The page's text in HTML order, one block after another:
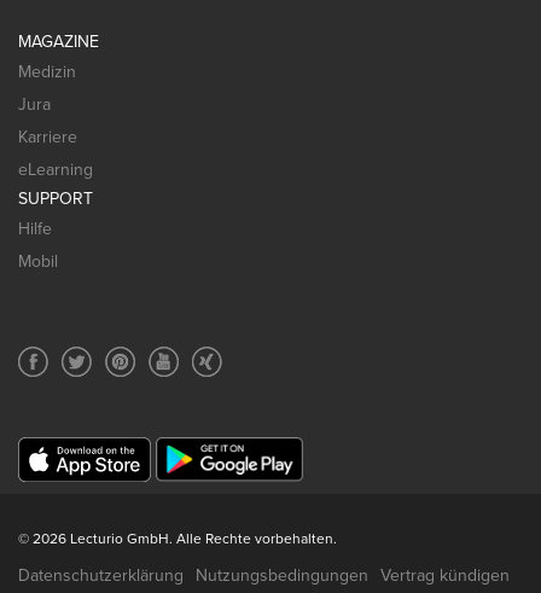
MAGAZINE
Medizin
Jura
Karriere
eLearning
SUPPORT
Hilfe
Mobil
© 2026 Lecturio GmbH. Alle Rechte vorbehalten.
Datenschutzerklärung Nutzungsbedingungen
Vertrag kündigen